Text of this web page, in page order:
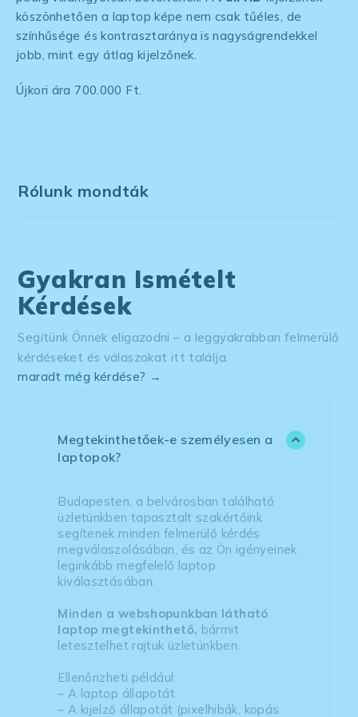
köszönhetően a laptop képe nem csak tűéles, de
színhűsége és kontrasztaránya is nagyságrendekkel
jobb, mint egy átlag kijelzőnek.
Újkori ára 700.000 Ft.
Rólunk mondták
Gyakran Ismételt
Kérdések
Segítünk Önnek eligazodni – a leggyakrabban felmerülő
kérdéseket és válaszokat itt találja.
maradt még kérdése? →
Megtekinthetőek-e személyesen a
laptopok?
Budapesten, a belvárosban található
üzletünkben tapasztalt szakértőink
segítenek minden felmerülő kérdés
megválaszolásában, és az Ön igényeinek
leginkább megfelelő laptop
kiválasztásában.
Minden a webshopunkban látható
laptop megtekinthető, bármit
letesztelhet rajtuk üzletünkben.
Ellenőrizheti például:
– A laptop állapotát
– A kijelző állapotát (pixelhibák, kopás